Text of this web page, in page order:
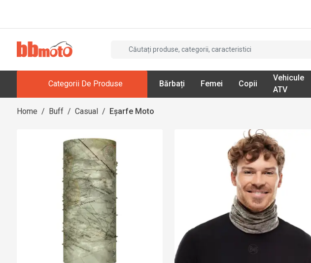
Categorii De Produse Bărbați Femei Copii
Vehicule
ATV
Home / Buff / Casual / Eșarfe Moto